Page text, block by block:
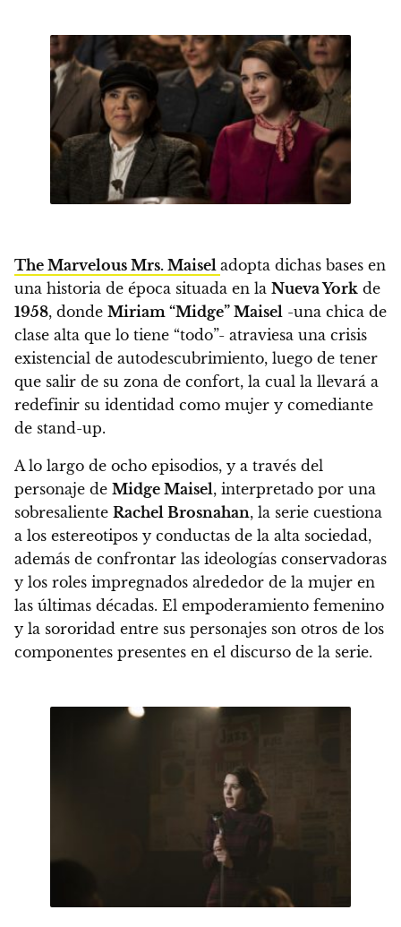
The Marvelous Mrs. Maisel adopta dichas bases en
una historia de época situada en la Nueva York de
1958, donde Miriam “Midge” Maisel -una chica de
clase alta que lo tiene “todo”- atraviesa una crisis
existencial de autodescubrimiento, luego de tener
que salir de su zona de confort, la cual la llevará a
redefinir su identidad como mujer y comediante
de stand-up.
A lo largo de ocho episodios, y a través del
personaje de Midge Maisel, interpretado por una
sobresaliente Rachel Brosnahan, la serie cuestiona
a los estereotipos y conductas de la alta sociedad,
además de confrontar las ideologías conservadoras
y los roles impregnados alrededor de la mujer en
las últimas décadas. El empoderamiento femenino
y la sororidad entre sus personajes son otros de los
componentes presentes en el discurso de la serie.